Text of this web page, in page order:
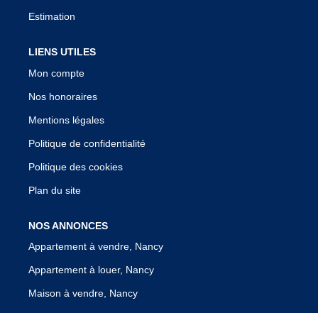
Estimation
LIENS UTILES
Mon compte
Nos honoraires
Mentions légales
Politique de confidentialité
Politique des cookies
Plan du site
NOS ANNONCES
Appartement à vendre, Nancy
Appartement à louer, Nancy
Maison à vendre, Nancy